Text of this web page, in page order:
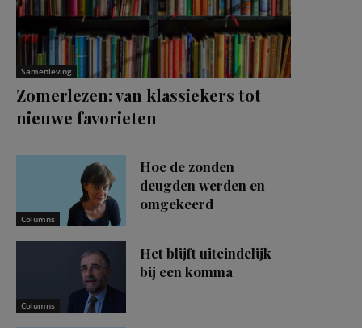
Samenleving
Zomerlezen: van klassiekers tot
nieuwe favorieten
Columns
Hoe de zonden
deugden werden en
omgekeerd
Columns
Het blijft uiteindelijk
bij een komma